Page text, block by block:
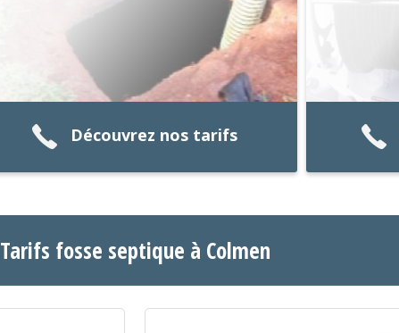
Découvrez nos tarifs
Tarifs fosse septique à Colmen